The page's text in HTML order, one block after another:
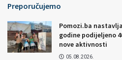
Preporučujemo
Pomozi.ba
godine podijeljeno
nove aktivnosti
05.08.2026.